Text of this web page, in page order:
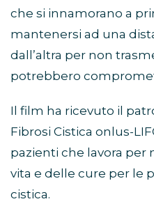
che si innamorano a
mantenersi ad una
dall’altra per non
potrebbero
Il film ha ricevuto il
Fibrosi Cistica onlus-
pazienti che lavora per
vita e delle cure per le
cistica.